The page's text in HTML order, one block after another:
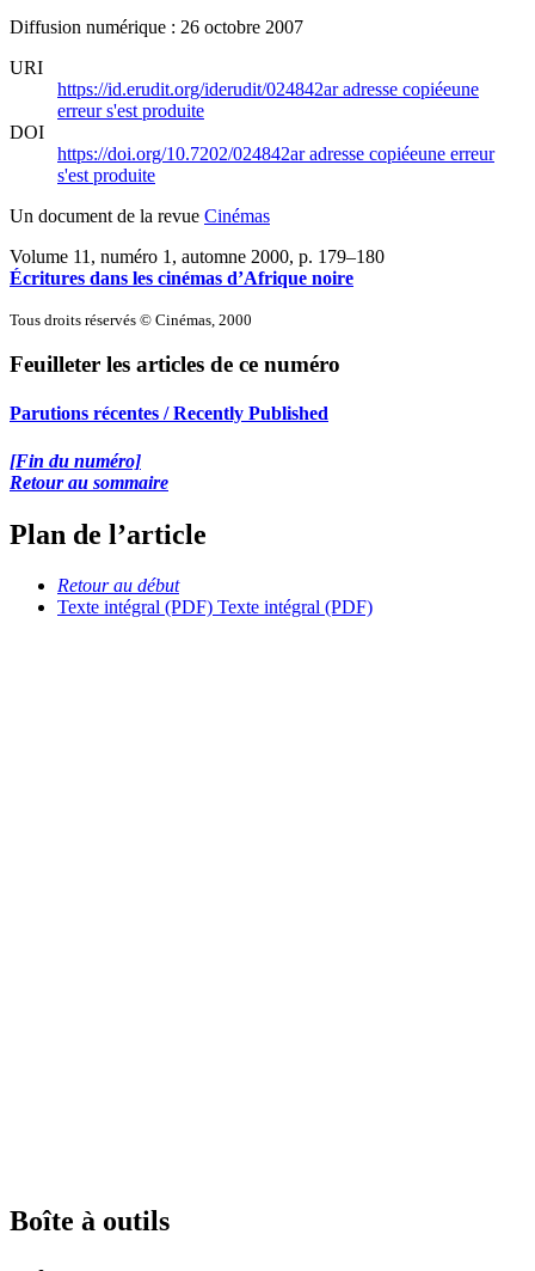
Diffusion numérique : 26 octobre 2007
URI
https://id.erudit.org/iderudit/024842aradresse copiéeune
erreur s'est produite
DOI
https://doi.org/10.7202/024842aradresse copiéeune erreur
s'est produite
Un document de la revue Cinémas
Volume 11, numéro 1, automne 2000, p. 179–180
Écritures dans les cinémas d’Afrique noire
Tous droits réservés © Cinémas, 2000
Feuilleter les articles de ce numéro
Parutions récentes / Recently Published
[Fin du numéro]
Retour au sommaire
Plan de l’article
Retour au début
Texte intégral (PDF) Texte intégral (PDF)
Boîte à outils